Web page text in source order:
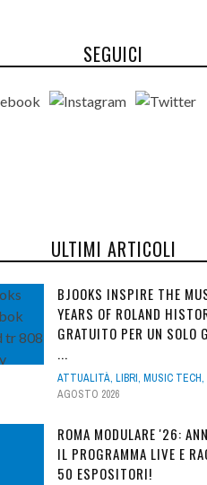
SEGUICI
ULTIMI ARTICOLI
BJOOKS INSPIRE THE
YEARS OF ROLAND
GRATUITO PER UN SOLO
...
ATTUALITÀ, LIBRI, MUSIC TECH,
AGOSTO 2026
ROMA MODULARE '26:
IL PROGRAMMA LIVE E
50 ESPOSITORI!